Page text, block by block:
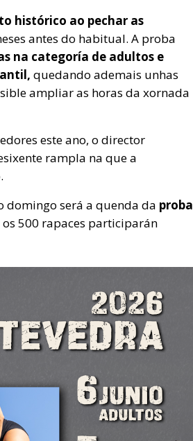
histórico ao pechar as
antes do habitual. A proba
na categoría de adultos e
quedando ademais unhas
ampliar as horas da xornada
este ano, o director
rampla na que a
domingo será a quenda da proba
500 rapaces participarán